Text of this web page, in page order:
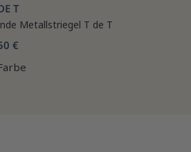
T
Metallstriegel T de T
€